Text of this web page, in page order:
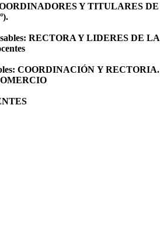
Y TITULARES
RECTORA Y LIDERES DE
COORDINACIÓN Y